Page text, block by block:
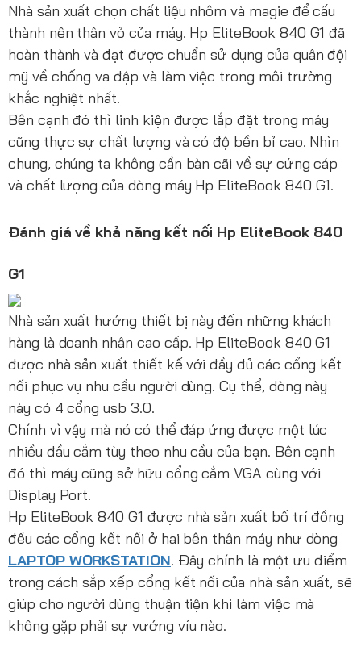
Nhà sản xuất chọn chất liệu nhôm và magie để cấu
thành nên thân vỏ của máy. Hp EliteBook 840 G1 đã
hoàn thành và đạt được chuẩn sử dụng của quân đội
mỹ về chống va đập và làm việc trong môi trường
khắc nghiệt nhất.
Bên cạnh đó thì linh kiện được lắp đặt trong máy
cũng thực sự chất lượng và có độ bền bỉ cao. Nhìn
chung, chúng ta không cần bàn cãi về sự cứng cáp
và chất lượng của dòng máy Hp EliteBook 840 G1.
Đánh giá về khả năng kết nối Hp EliteBook 840
G1
Nhà sản xuất hướng thiết bị này đến những khách
hàng là doanh nhân cao cấp. Hp EliteBook 840 G1
được nhà sản xuất thiết kế với đầy đủ các cổng kết
nối phục vụ nhu cầu người dùng. Cụ thể, dòng này
này có 4 cổng usb 3.0.
Chính vì vậy mà nó có thể đáp ứng được một lúc
nhiều đầu cắm tùy theo nhu cầu của bạn. Bên cạnh
đó thì máy cũng sở hữu cổng cắm VGA cùng với
Display Port.
Hp EliteBook 840 G1 được nhà sản xuất bố trí đồng
đều các cổng kết nối ở hai bên thân máy như dòng
LAPTOP WORKSTATION. Đây chính là một ưu điểm
trong cách sắp xếp cổng kết nối của nhà sản xuất, sẽ
giúp cho người dùng thuận tiện khi làm việc mà
không gặp phải sự vướng víu nào.